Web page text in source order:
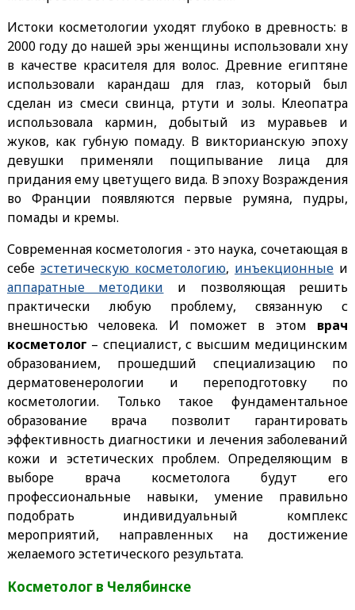
Истоки косметологии уходят глубоко в древность: в
2000 году до нашей эры женщины использовали хну
в качестве красителя для волос. Древние египтяне
использовали карандаш для глаз, который был
сделан из смеси свинца, ртути и золы. Клеопатра
использовала кармин, добытый из муравьев и
жуков, как губную помаду. В викторианскую эпоху
девушки применяли пощипывание лица для
придания ему цветущего вида. В эпоху Возраждения
во Франции появляются первые румяна, пудры,
помады и кремы.
Современная косметология - это наука, сочетающая в
себе эстетическую косметологию, инъекционные и
аппаратные методики и позволяющая решить
практически любую проблему, связанную с
внешностью человека. И поможет в этом врач
косметолог – специалист, с высшим медицинским
образованием, прошедший специализацию по
дерматовенерологии и переподготовку по
косметологии. Только такое фундаментальное
образование врача позволит гарантировать
эффективность диагностики и лечения заболеваний
кожи и эстетических проблем. Определяющим в
выборе врача косметолога будут его
профессиональные навыки, умение правильно
подобрать индивидуальный комплекс
мероприятий, направленных на достижение
желаемого эстетического результата.
Косметолог в Челябинске